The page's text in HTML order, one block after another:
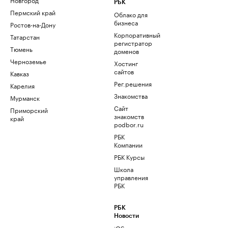
Пермский край
Ростов-на-Дону
Татарстан
Тюмень
Черноземье
Кавказ
Карелия
Мурманск
Приморский
край
РБК
Облако для
бизнеса
Корпоративный
регистратор
доменов
Хостинг
сайтов
Рег.решения
Знакомства
Сайт
знакомств
podbor.ru
РБК
Компании
РБК Курсы
Школа
управления
РБК
РБК
Новости